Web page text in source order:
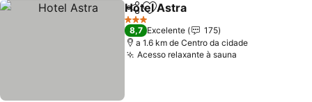
PartilharAdicionar aos favoritos
Hotel Astra
3 Estrelas
8,7 Excelente
175
a 1.6 km de Centro da cidade
Acesso relaxante à sauna